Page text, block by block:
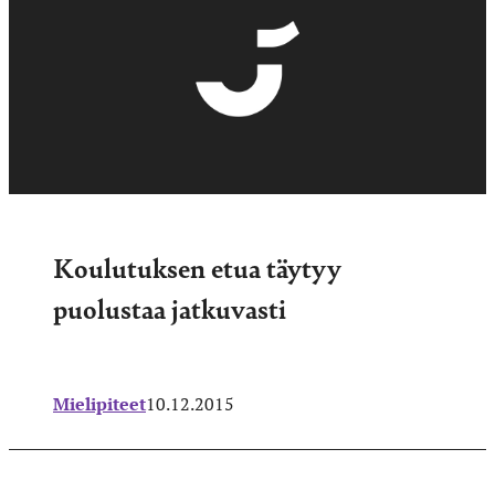
Koulutuksen etua täytyy
puolustaa jatkuvasti
Mielipiteet10.12.2015